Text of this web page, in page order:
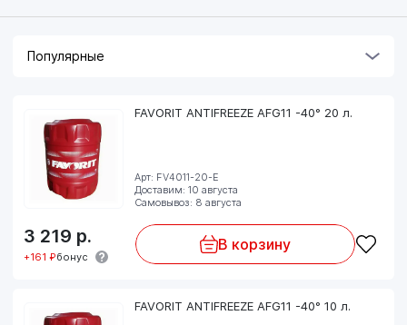
FAVORIT ANTIFREEZE AFG11 -40° 20 л.
Арт: FV4011-20-E
Доставим: 10 августа
Самовывоз: 8 августа
3 219 р.
+161 ₽бонус
В корзину
FAVORIT ANTIFREEZE AFG11 -40° 10 л.